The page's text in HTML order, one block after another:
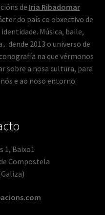
de Iria Ribadomar
do país co obxectivo de
Música, baile,
dende 2013 o universo de
na que vérmonos
sobre a nosa cultura, para
e ao noso entorno.
1, Baixo1
Compostela